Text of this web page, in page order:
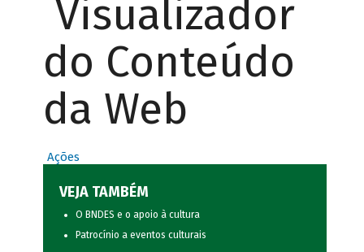
Visualizador
do Conteúdo
da Web
Ações
VEJA TAMBÉM
O BNDES e o apoio à cultura
Patrocínio a eventos culturais